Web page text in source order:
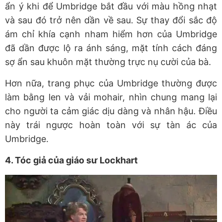
ẩn ý khi để Umbridge bắt đầu với màu hồng nhạt
và sau đó trở nên dần về sau. Sự thay đổi sắc độ
ám chỉ khía cạnh nham hiểm hơn của Umbridge
đã dần được lộ ra ánh sáng, mặt tính cách đáng
sợ ẩn sau khuôn mặt thường trực nụ cười của bà.
Hơn nữa, trang phục của Umbridge thường được
làm bằng len và vải mohair, nhìn chung mang lại
cho người ta cảm giác dịu dàng và nhân hậu. Điều
này trái ngược hoàn toàn với sự tàn ác của
Umbridge.
4. Tóc giả của giáo sư Lockhart